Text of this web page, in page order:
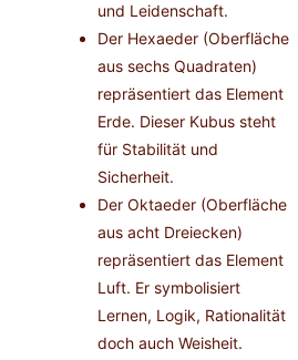
und Leidenschaft.
Der Hexaeder (Oberfläche
aus sechs Quadraten)
repräsentiert das Element
Erde. Dieser Kubus steht
für Stabilität und
Sicherheit.
Der Oktaeder (Oberfläche
aus acht Dreiecken)
repräsentiert das Element
Luft. Er symbolisiert
Lernen, Logik, Rationalität
doch auch Weisheit.